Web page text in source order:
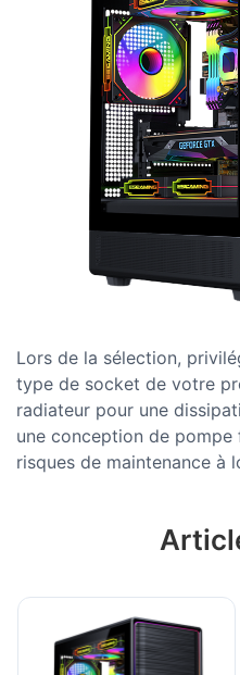
Lors de la sélection,
type de socket de votre
radiateur pour une
une conception de
risques de maintenance à